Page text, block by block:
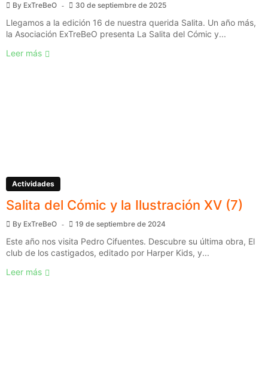
By ExTreBeO 30 de septiembre de 2025
Llegamos a la edición 16 de nuestra querida Salita. Un año más,
la Asociación ExTreBeO presenta La Salita del Cómic y...
Leer más
Actividades
Salita del Cómic y la Ilustración XV (7)
By ExTreBeO 19 de septiembre de 2024
Este año nos visita Pedro Cifuentes. Descubre su última obra, El
club de los castigados, editado por Harper Kids, y...
Leer más